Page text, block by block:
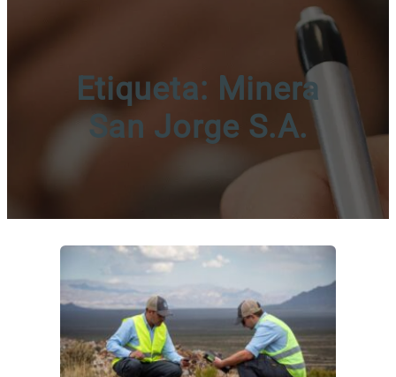
Etiqueta: Minera
San Jorge S.A.